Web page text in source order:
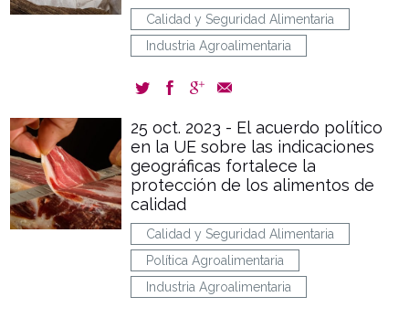
Calidad y Seguridad Alimentaria
Industria Agroalimentaria
25 oct. 2023 - El acuerdo político
en la UE sobre las indicaciones
geográficas fortalece la
protección de los alimentos de
calidad
Calidad y Seguridad Alimentaria
Política Agroalimentaria
Industria Agroalimentaria